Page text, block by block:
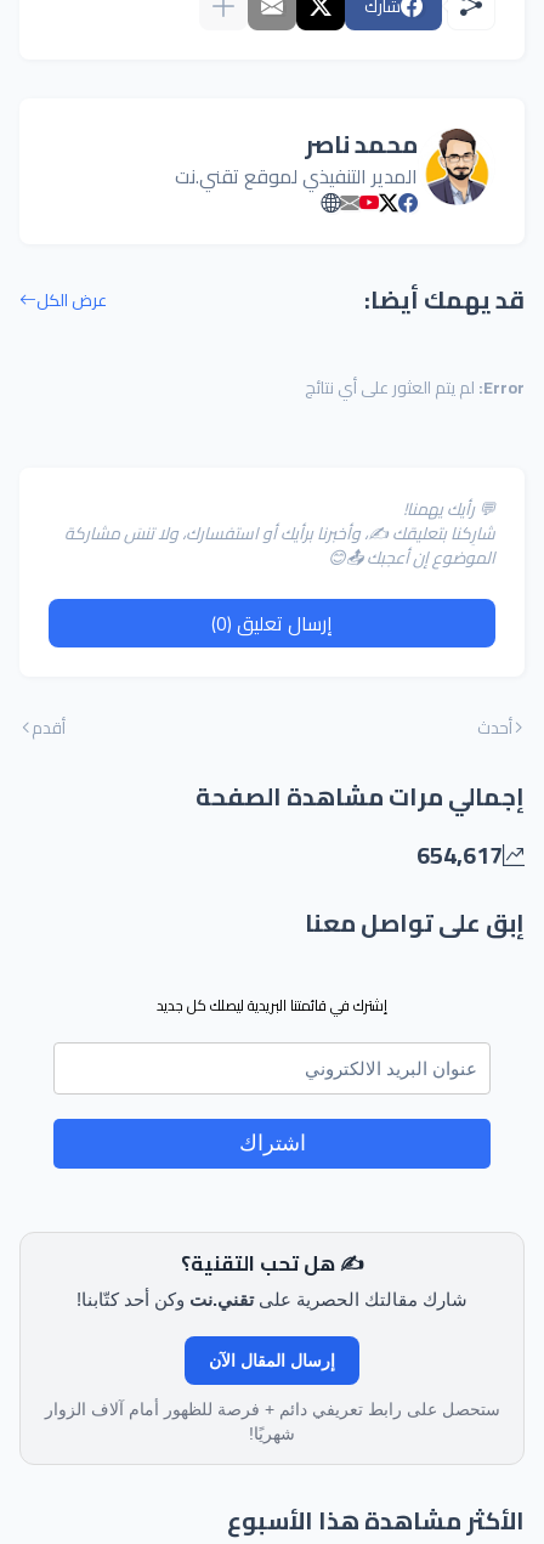
محمد ناصر
المدير التنفيذي لموقع تقني.نت
قد يهمك أيضا: عرض الكل
Error: لم يتم العثور على أي نتائج
💬 رأيك يهمنا!
شارِكنا بتعليقك ✍️، وأخبرنا برأيك أو استفسارك، ولا تنسَ مشاركة
الموضوع إن أعجبك 📤😊
إرسال تعليق (0)
أحدث أقدم
إجمالي مرات مشاهدة الصفحة
654,617
إبق على تواصل معنا
إشترك في قائمتنا البريدية ليصلك كل جديد
اشتراك
✍️ هل تحب التقنية؟
شارك مقالتك الحصرية علىتقني.نت وكن أحد كتّابنا!
إرسال المقال الآن
ستحصل على رابط تعريفي دائم + فرصة للظهور أمام آلاف الزوار
شهريًا!
الأكثر مشاهدة هذا الأسبوع